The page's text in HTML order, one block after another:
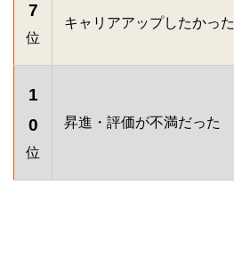
7
位
キャリアアップしたかった
1
0
位
昇進・評価が不満だった